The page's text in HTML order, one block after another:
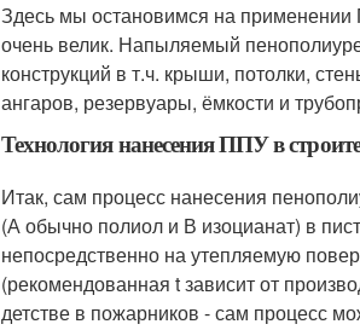
Здесь мы остановимся на применении
очень велик. Напыляемый
конструкций в т.ч. крыши, потолки,
ангаров, резервуары, ёмкости и
Технология нанесения ППУ в
Итак, сам процесс нанесения
(А обычно полиол и В изоцианат) в
непосредственно на утепляемую
(рекомендованная t зависит от
детстве в пожарников - сам процесс